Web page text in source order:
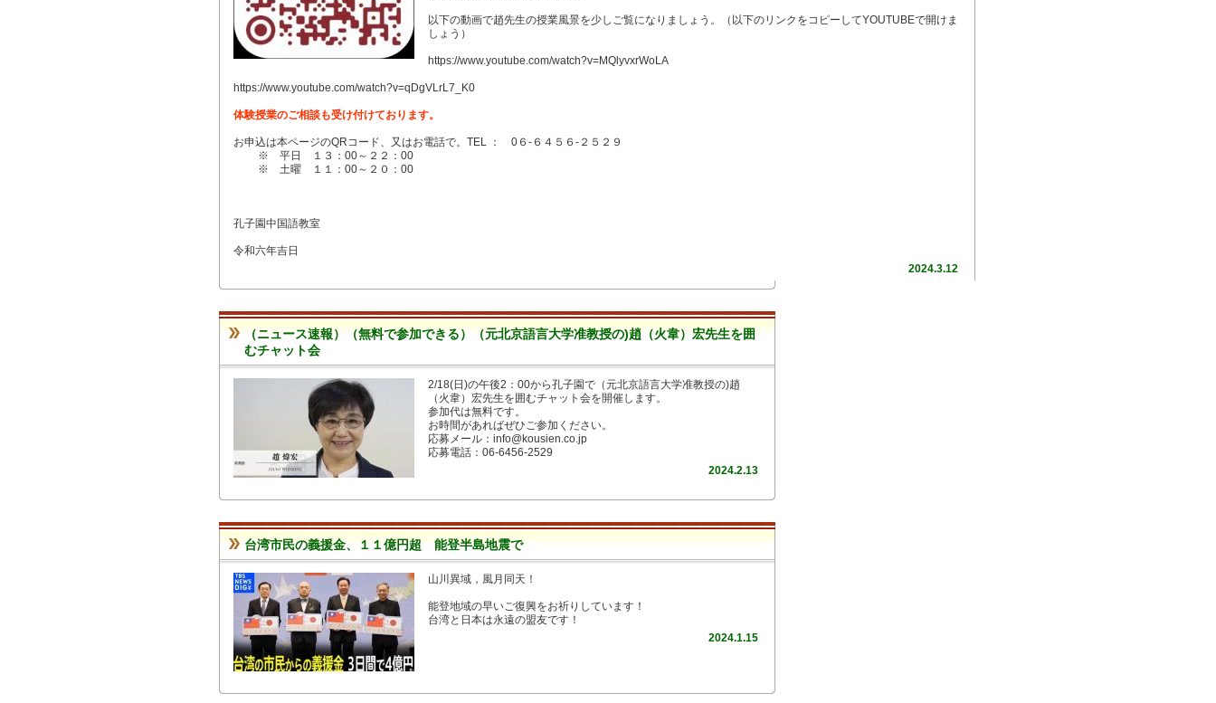
以下の動画で趙先生の授業風景を少しご覧になりましょう。（以下のリンクをコピーしてYOUTUBEで開けま
しょう）
https://www.youtube.com/watch?v=MQlyvxrWoLA
https://www.youtube.com/watch?v=qDgVLrL7_K0
体験授業のご相談も受け付けております。
お申込は本ページのQRコード、又はお電話で。 TEL ： 0６-６４５６-２５２９
※ 平日 １３：00～２２：00
※ 土曜 １１：00～２０：00
孔子園中国語教室
令和六年吉日
2024.3.12
（ニュース速報）（無料で参加できる）（元北京語言大学准教授の)趙（火韋）宏先生を囲
むチャット会
2/18(日)の午後2：00から孔子園で（元北京語言大学准教授の)趙
（火韋）宏先生を囲むチャット会を開催します。
参加代は無料です。
お時間があればぜひご参加ください。
応募メール：info@kousien.co.jp
応募電話：06-6456-2529
2024.2.13
台湾市民の義援金、１１億円超 能登半島地震で
山川異域，風月同天！
能登地域の早いご復興をお祈りしています！
台湾と日本は永遠の盟友です！
2024.1.15